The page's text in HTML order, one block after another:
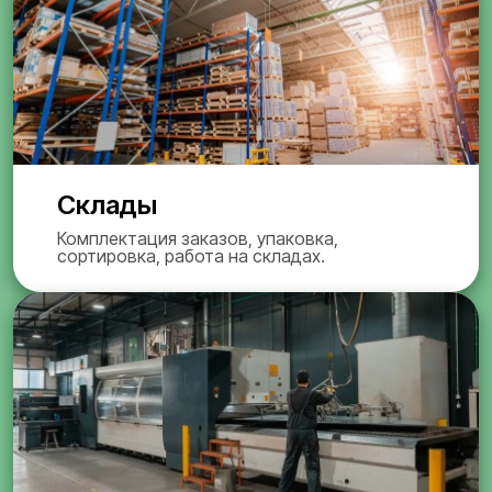
Склады
Комплектация заказов, упаковка,
сортировка, работа на складах.